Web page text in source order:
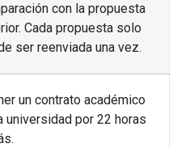
con la propuesta
Cada propuesta solo
ser reenviada una vez.
un contrato académico
universidad por 22 horas